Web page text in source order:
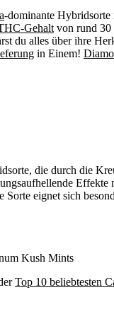
-dominante
Gehalt von rund 30
du alles über ihre
in Einem!
die durch die
eignet sich
Kush Mints
Top 10 beliebtesten